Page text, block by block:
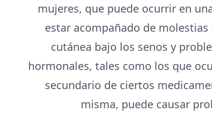
mujeres, que puede ocurrir en
estar acompañado de
cutánea bajo los senos y
hormonales, tales como los que
secundario de ciertos
misma, puede causar